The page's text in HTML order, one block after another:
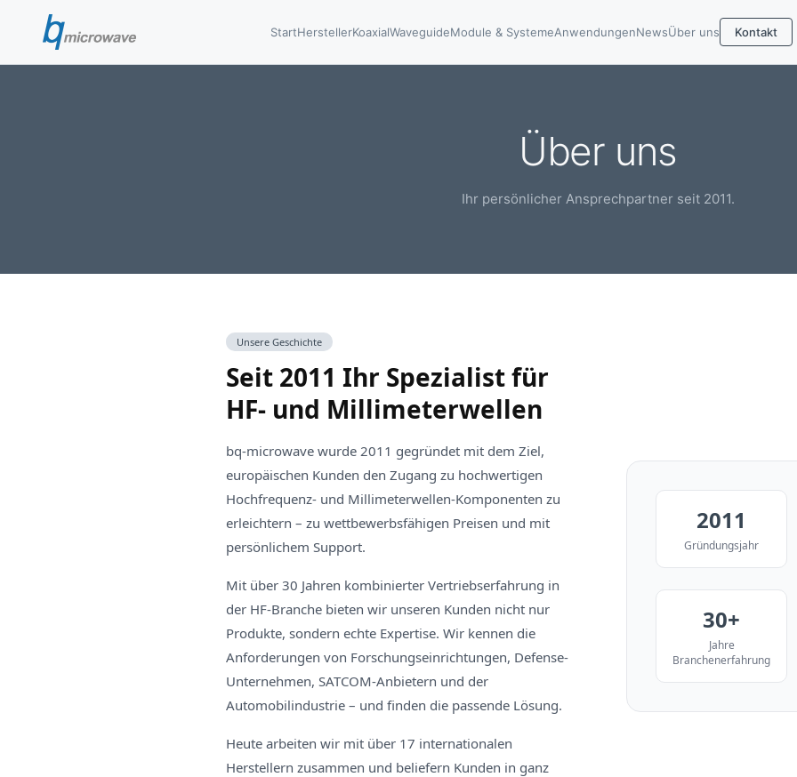
StartHerstellerKoaxialWaveguideModule & SystemeAnwendungenNewsÜber uns Kontakt
Über uns
Ihr persönlicher Ansprechpartner seit 2011.
Unsere Geschichte
Seit 2011 Ihr Spezialist für
HF- und Millimeterwellen
bq-microwave wurde 2011 gegründet mit dem Ziel,
europäischen Kunden den Zugang zu hochwertigen
Hochfrequenz- und Millimeterwellen-Komponenten zu
erleichtern – zu wettbewerbsfähigen Preisen und mit
persönlichem Support.
Mit über 30 Jahren kombinierter Vertriebserfahrung in
der HF-Branche bieten wir unseren Kunden nicht nur
Produkte, sondern echte Expertise. Wir kennen die
Anforderungen von Forschungseinrichtungen, Defense-
Unternehmen, SATCOM-Anbietern und der
Automobilindustrie – und finden die passende Lösung.
Heute arbeiten wir mit über 17 internationalen
Herstellern zusammen und beliefern Kunden in ganz
2011
Gründungsjahr
30+
Jahre
Branchenerfahrung